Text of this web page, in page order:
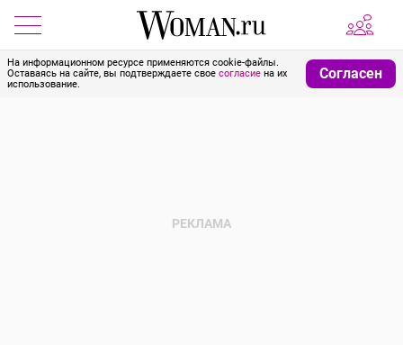
На информационном ресурсе применяются cookie-файлы.
Оставаясь на сайте, вы подтверждаете свое согласие на их
использование.
Согласен